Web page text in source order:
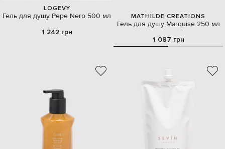
LOGEVY
Гель для душу Pepe Nero 500 мл
1 242 грн
MATHILDE CREATIONS
Гель для душу Marquise 250 мл
1 087 грн